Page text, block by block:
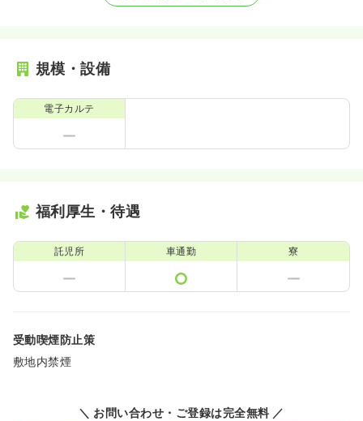
規模・設備
電子カルテ
福利厚生・待遇
託児所 車通勤 寮
受動喫煙防止策
敷地内禁煙
＼ お問い合わせ・ご登録は完全無料 ／